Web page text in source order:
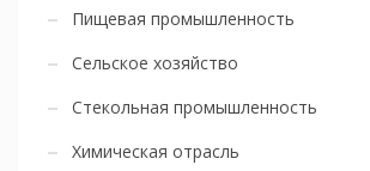
Пищевая промышленность
Сельское хозяйство
Стекольная промышленность
Химическая отрасль